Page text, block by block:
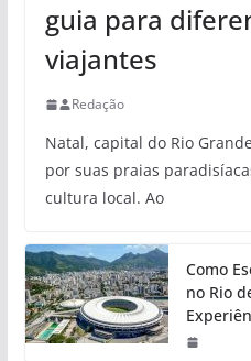
guia para
viajantes
Redação
Natal, capital do Rio
por suas praias
cultura local. Ao
Como
no Rio